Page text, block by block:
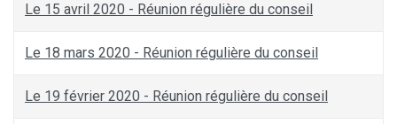
Le 15 avril 2020 - Réunion régulière du conseil
Le 18 mars 2020 - Réunion régulière du conseil
Le 19 février 2020 - Réunion régulière du conseil